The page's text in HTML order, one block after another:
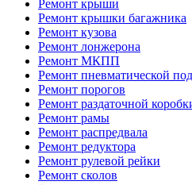
Ремонт крыши
Ремонт крышки багажника
Ремонт кузова
Ремонт лонжерона
Ремонт МКПП
Ремонт пневматической
Ремонт порогов
Ремонт раздаточной
Ремонт рамы
Ремонт распредвала
Ремонт редуктора
Ремонт рулевой рейки
Ремонт сколов